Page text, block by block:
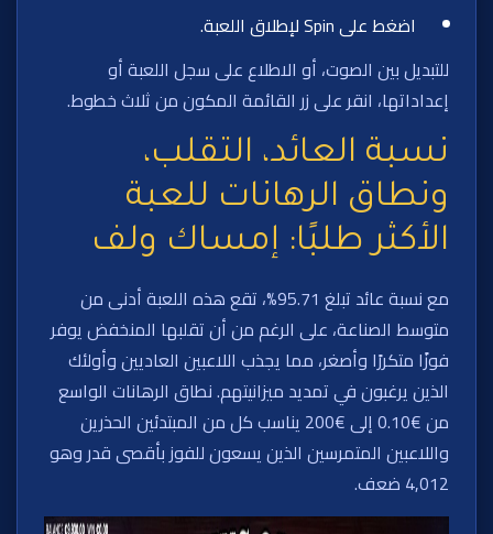
اضغط على Spin لإطلاق اللعبة.
للتبديل بين الصوت، أو الاطلاع على سجل اللعبة أو
إعداداتها، انقر على زر القائمة المكون من ثلاث خطوط.
نسبة العائد، التقلب،
ونطاق الرهانات للعبة
الأكثر طلبًا: إمساك ولف
مع نسبة عائد تبلغ 95.71%، تقع هذه اللعبة أدنى من
متوسط الصناعة، على الرغم من أن تقلبها المنخفض يوفر
فوزًا متكررًا وأصغر، مما يجذب اللاعبين العاديين وأولئك
الذين يرغبون في تمديد ميزانيتهم. نطاق الرهانات الواسع
من €0.10 إلى €200 يناسب كل من المبتدئين الحذرين
واللاعبين المتمرسين الذين يسعون للفوز بأقصى قدر وهو
4,012 ضعف.